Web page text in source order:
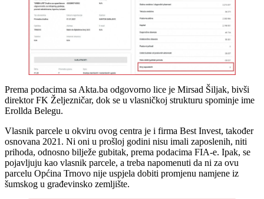
Prema podacima sa Akta.ba odgovorno lice je Mirsad Šiljak, bivši
direktor FK Željezničar, dok se u vlasničkoj strukturu spominje ime
Erollda Belegu.
Vlasnik parcele u okviru ovog centra je i firma Best Invest, također
osnovana 2021. Ni oni u prošloj godini nisu imali zaposlenih, niti
prihoda, odnosno bilježe gubitak, prema podacima FIA-e. Ipak, se
pojavljuju kao vlasnik parcele, a treba napomenuti da ni za ovu
parcelu Općina Trnovo nije uspjela dobiti promjenu namjene iz
šumskog u građevinsko zemljište.